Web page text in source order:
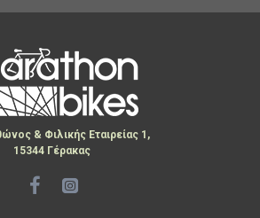
& Φιλικής Εταιρείας 1,
15344 Γέρακας